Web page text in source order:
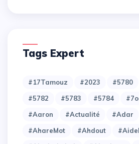
Tags Expert
#17Tamouz #2023 #5780
#5782
#5783 #5784
#Aaron
#Actualité #Adar
#AhareMot
#Ahdout